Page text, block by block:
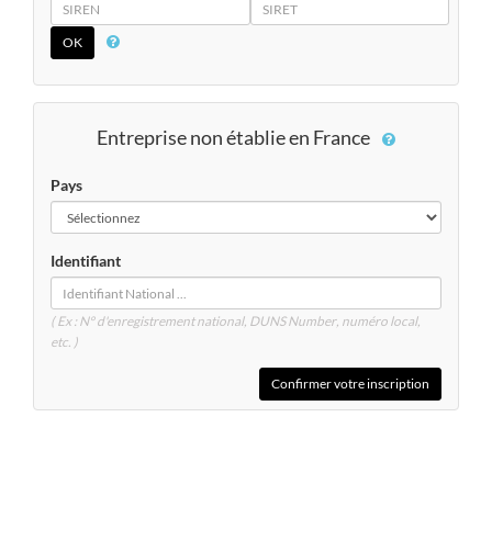
Entreprise non établie en France
Pays
Identifiant
( Ex : N° d'enregistrement national, DUNSNumber, numéro local,
etc. )